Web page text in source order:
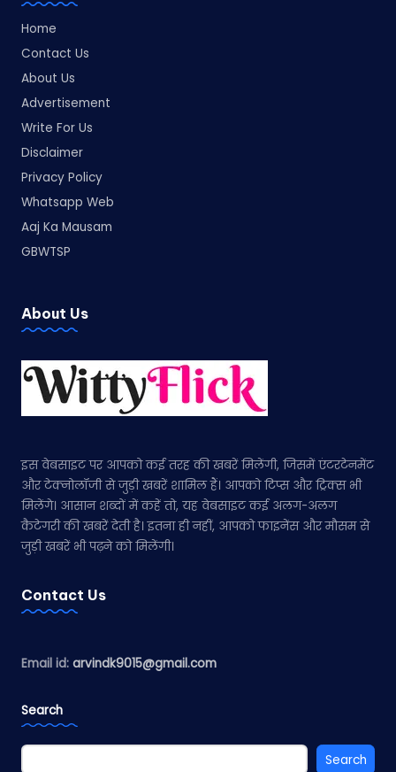
Home
Contact Us
About Us
Advertisement
Write For Us
Disclaimer
Privacy Policy
Whatsapp Web
Aaj Ka Mausam
GBWTSP
About Us
इस वेबसाइट पर आपको कई तरह की खबरें मिलेंगी, जिसमें एंटरटेनमेंट
और टेक्नोलॉजी से जुड़ी खबरें शामिल हैं। आपको टिप्स और ट्रिक्स भी
मिलेंगे। आसान शब्दों में कहें तो, यह वेबसाइट कई अलग-अलग
कैटेगरी की खबरें देती है। इतना ही नहीं, आपको फाइनेंस और मौसम से
जुड़ी खबरें भी पढ़ने को मिलेंगी।
Contact Us
Email id: arvindk9015@gmail.com
Search
Search